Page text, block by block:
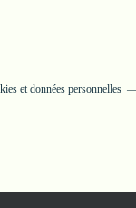
et données personnelles